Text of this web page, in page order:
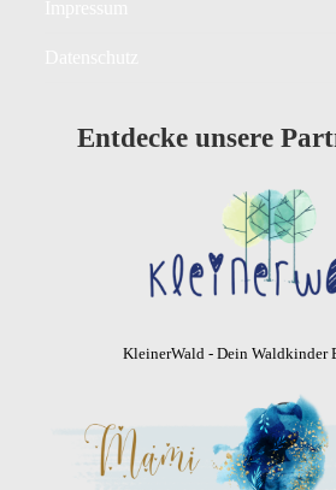
Entdecke unsere
KleinerWald - Dein Waldkinder